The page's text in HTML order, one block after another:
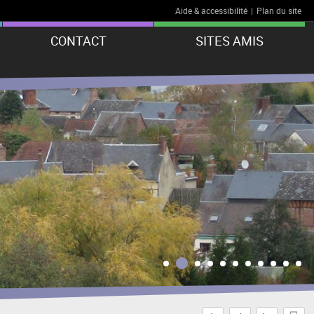
Aide & accessibilité | Plan du site
CONTACT SITES AMIS